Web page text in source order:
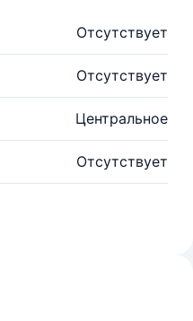
Отсутствует
Отсутствует
Центральное
Отсутствует